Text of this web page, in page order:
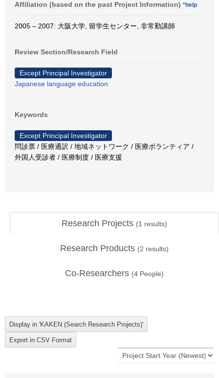
Affiliation (based on the past Project Information) *help
2005 – 2007: 大阪大学, 留学生センター, 非常勤講師
Review Section/Research Field
Except Principal Investigator
Japanese language education
Keywords
Except Principal Investigator
問診票 / 医療通訳 / 地域ネットワーク / 医療ボランティア /
外国人受診者 / 医療制度 / 医療支援
Research Projects (1 results)
Research Products (2 results)
Co-Researchers (4 People)